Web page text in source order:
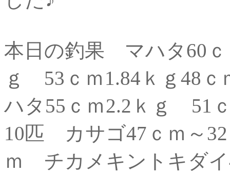
本日の釣果 マハタ60
ｇ 53ｃｍ1.84ｋｇ48
ハタ55ｃｍ2.2ｋｇ 51
10匹 カサゴ47ｃｍ～
ｍ チカメキントキダ